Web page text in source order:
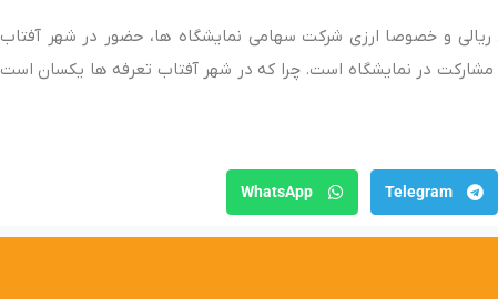
و خصوصا ارزی شرکت سهامی نمایشگاه ها، حضور در شهر آفتاب
مشارکت در نمایشگاه است. چرا که در شهر آفتاب تعرفه ها یکسان است
Telegram
WhatsApp